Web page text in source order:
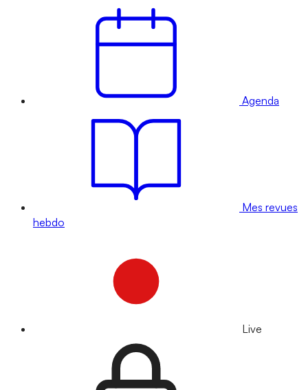
Agenda
Mes revues
hebdo
Live